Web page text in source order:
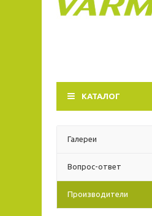
КАТАЛОГ
Галереи
Вопрос-ответ
Производители